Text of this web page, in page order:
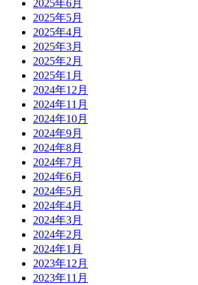
2025年6月
2025年5月
2025年4月
2025年3月
2025年2月
2025年1月
2024年12月
2024年11月
2024年10月
2024年9月
2024年8月
2024年7月
2024年6月
2024年5月
2024年4月
2024年3月
2024年2月
2024年1月
2023年12月
2023年11月